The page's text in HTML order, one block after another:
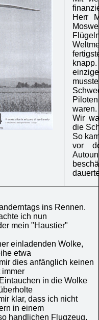
Herr
waren.
Wir
die
So
vor
ins Rennen.
ich nun
mein "Haustier"
einladenden Wolke,
etwa
dies anfänglich keinen
immer
in die Wolke
klar, dass ich nicht
in einem
handlichen Flugzeug.